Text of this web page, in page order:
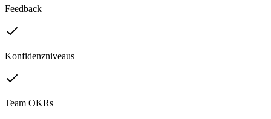
Feedback
Konfidenzniveaus
Team OKRs